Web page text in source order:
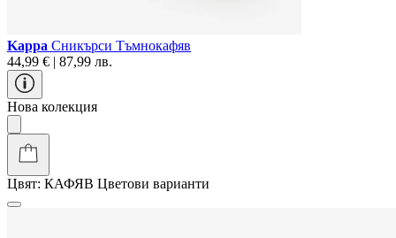
Kappa Сникърси Тъмнокафяв
44,99 € | 87,99 лв.
Нова колекция
Цвят: КАФЯВ Цветови варианти